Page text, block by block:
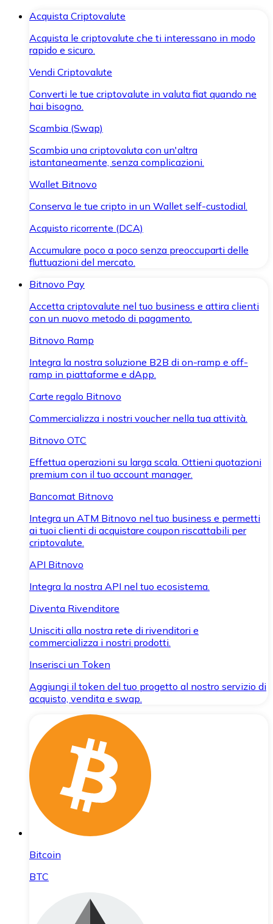
Acquista Criptovalute
Acquista le criptovalute che ti interessano in modo
rapido e sicuro.
Vendi Criptovalute
Converti le tue criptovalute in valuta fiat quando ne
hai bisogno.
Scambia (Swap)
Scambia una criptovaluta con un'altra
istantaneamente, senza complicazioni.
Wallet Bitnovo
Conserva le tue cripto in un Wallet self-custodial.
Acquisto ricorrente (DCA)
Accumulare poco a poco senza preoccuparti delle
fluttuazioni del mercato.
Bitnovo Pay
Accetta criptovalute nel tuo business e attira clienti
con un nuovo metodo di pagamento.
Bitnovo Ramp
Integra la nostra soluzione B2B di on-ramp e off-
ramp in piattaforme e dApp.
Carte regalo Bitnovo
Commercializza i nostri voucher nella tua attività.
Bitnovo OTC
Effettua operazioni su larga scala. Ottieni quotazioni
premium con il tuo account manager.
Bancomat Bitnovo
Integra un ATM Bitnovo nel tuo business e permetti
ai tuoi clienti di acquistare coupon riscattabili per
criptovalute.
API Bitnovo
Integra la nostra API nel tuo ecosistema.
Diventa Rivenditore
Unisciti alla nostra rete di rivenditori e
commercializza i nostri prodotti.
Inserisci un Token
Aggiungi il token del tuo progetto al nostro servizio di
acquisto, vendita e swap.
Bitcoin
BTC